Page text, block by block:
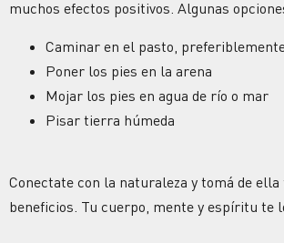
muchos efectos positivos. Algunas
Caminar en el pasto,
Poner los pies en la arena
Mojar los pies en agua de río o mar
Pisar tierra húmeda
Conectate con la naturaleza y tomá de ella
beneficios. Tu cuerpo, mente y espíritu te